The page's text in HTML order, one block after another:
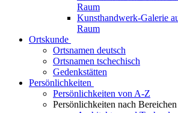
Raum
Kunsthandwerk-Galerie
Raum
Ortskunde
Ortsnamen deutsch
Ortsnamen tschechisch
Gedenkstätten
Persönlichkeiten
Persönlichkeiten von A-Z
Persönlichkeiten nach Bereichen